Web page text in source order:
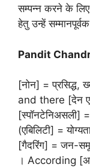
सम्पन्न करने के
हेतु उन्हें
Pandit
[नोन] = प्रसिद्ध,
and there [देन
[स्पॉनटेनिअसली]
(एबिलिटी] =
[गैदरिंग] = जन-
। According